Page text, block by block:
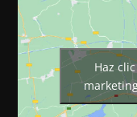
Haz